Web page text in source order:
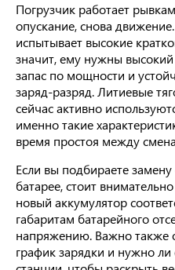
Погрузчик работает
опускание, снова
испытывает высокие
значит, ему нужны
запас по мощности и
заряд-разряд. Литиевые
сейчас активно
именно такие
время простоя между
Если вы подбираете
батарее, стоит
новый аккумулятор
габаритам батарейного
напряжению. Важно также
график зарядки и нужно